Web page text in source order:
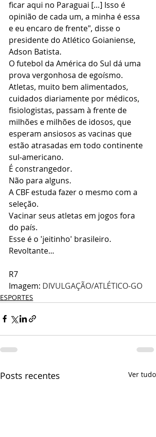
ficar aqui no Paraguai […] Isso é
opinião de cada um, a minha é essa
e eu encaro de frente", disse o
presidente do Atlético Goianiense,
Adson Batista.
O futebol da América do Sul dá uma
prova vergonhosa de egoísmo.
Atletas, muito bem alimentados,
cuidados diariamente por médicos,
fisiologistas, passam à frente de
milhões e milhões de idosos, que
esperam ansiosos as vacinas que
estão atrasadas em todo continente
sul-americano.
É constrangedor.
Não para alguns.
A CBF estuda fazer o mesmo com a
seleção.
Vacinar seus atletas em jogos fora
do país.
Esse é o 'jeitinho' brasileiro.
Revoltante...
R7
Imagem: DIVULGAÇÃO/ATLÉTICO-GO
ESPORTES
Posts recentes Ver tudo